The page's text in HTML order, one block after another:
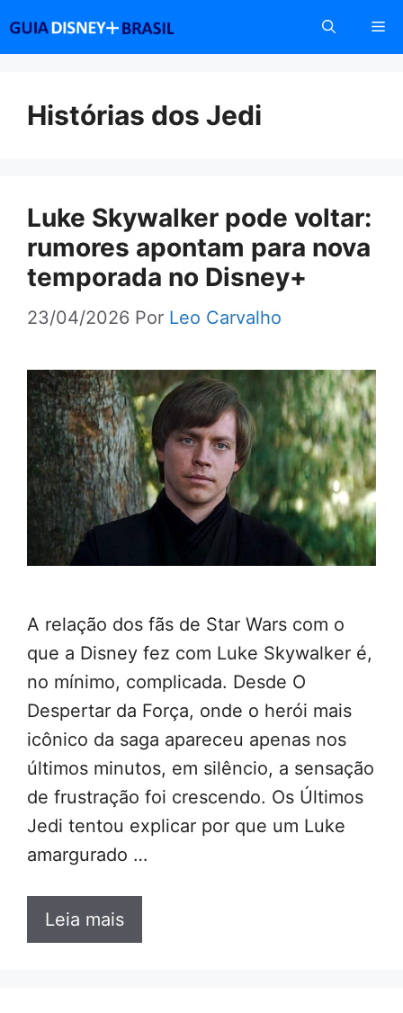
conteúdo
Histórias dos Jedi
Luke Skywalker pode voltar:
rumores apontam para nova
temporada no Disney+
23/04/2026 Por Leo Carvalho
A relação dos fãs de Star Wars com o
que a Disney fez com Luke Skywalker é,
no mínimo, complicada. Desde O
Despertar da Força, onde o herói mais
icônico da saga apareceu apenas nos
últimos minutos, em silêncio, a sensação
de frustração foi crescendo. Os Últimos
Jedi tentou explicar por que um Luke
amargurado …
Leia mais